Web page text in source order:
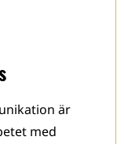
är
med